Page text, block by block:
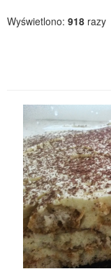
Wyświetlono: 918 razy